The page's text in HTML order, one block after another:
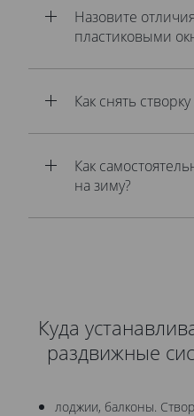
Назовите
пластиковыми
Как снять
Как
на зиму?
Куда
раздвижные
лоджии, балконы.